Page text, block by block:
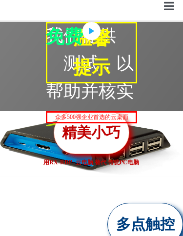
技
我们提供
测试，以
帮助并核实
是否
满足您的应
用需求，确
定好后再下
温馨
提示
免费
用RX-RDP+云电脑 替代 传统PC电脑
精美小巧
多点触控
众多500强企业首选的云桌面